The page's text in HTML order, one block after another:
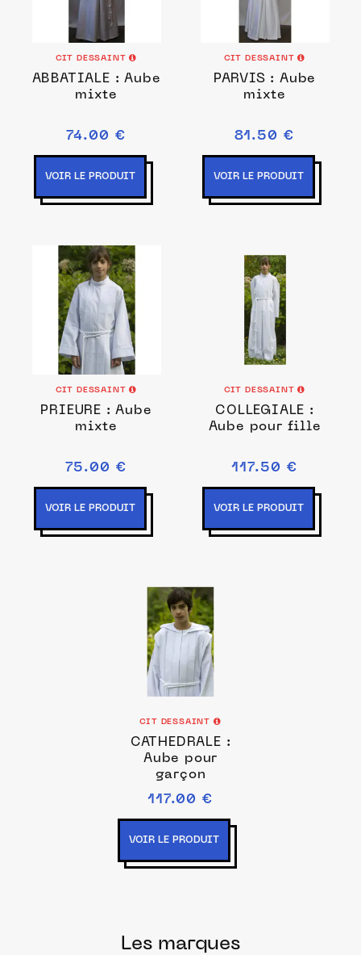
CIT DESSAINT
ABBATIALE : Aube
mixte
74.00 €
VOIR LE PRODUIT
CIT DESSAINT
PARVIS : Aube
mixte
81.50 €
VOIR LE PRODUIT
CIT DESSAINT
PRIEURE : Aube
mixte
75.00 €
VOIR LE PRODUIT
CIT DESSAINT
COLLEGIALE :
Aube pour fille
117.50 €
VOIR LE PRODUIT
CIT DESSAINT
CATHEDRALE :
Aube pour
garçon
117.00 €
VOIR LE PRODUIT
Les marques